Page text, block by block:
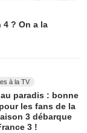
? On a la
à la TV
paradis : bonne
les fans de la
3 débarque
3 !